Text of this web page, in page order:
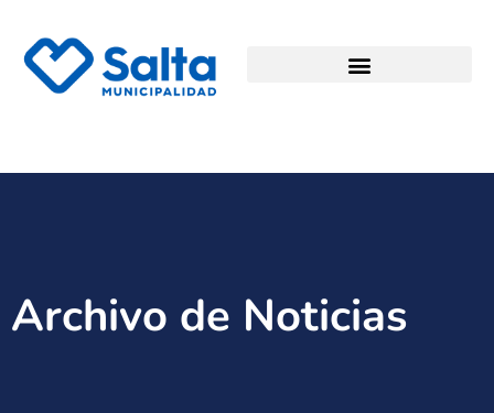
Archivo de Noticias